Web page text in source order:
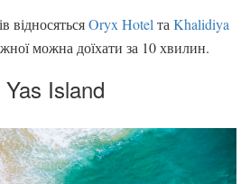
відносятьсяOryx HotelтаKhalidiya
можна доїхати за 10 хвилин.
Island